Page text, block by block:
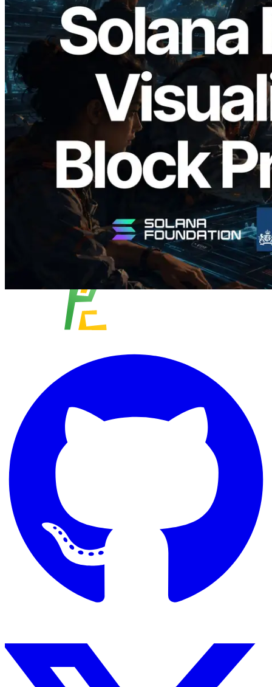
2026.05.24
Validators Solutions lanceert Solana
Block Analyzer — blockproductietijd per
slot en de toegewezen validator
gevisualiseerd